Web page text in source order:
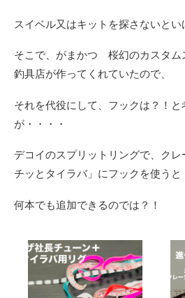
スイベル又はキットを探さないとい
そこで、がまかつ 桜幻のカスタム
釣具店が作ってくれていたので、
それを代役にして、フックは？！と
が・・・・
デコイのスプリットリングで、ク
チッとタイラバ」にフックを使うと
何本でも追加できるのでは？！